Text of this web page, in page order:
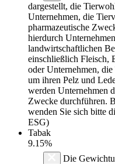
dargestellt, die
Unternehmen, die
pharmazeutische
hierdurch
landwirtschaftlichen
einschließlich Fleisch,
oder Unternehmen,
um ihren Pelz und
werden Unternehmen
Zwecke durchführen.
wenden Sie sich bitte
ESG)
Tabak
9.15%
Die